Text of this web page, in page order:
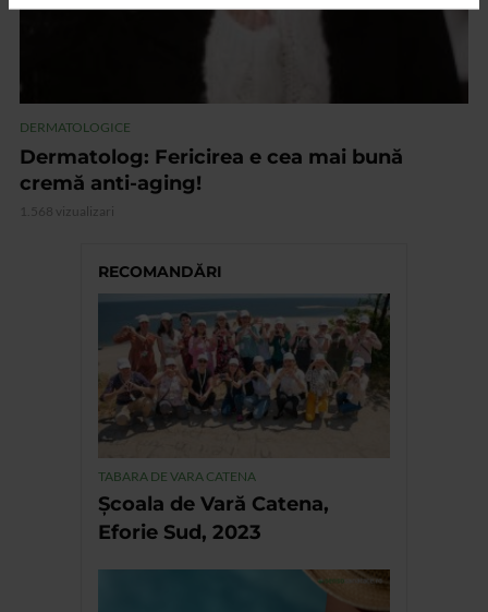
DERMATOLOGICE
Dermatolog: Fericirea e cea mai bună
cremă anti-aging!
1.568 vizualizari
RECOMANDĂRI
TABARA DE VARA CATENA
Școala de Vară Catena,
Eforie Sud, 2023